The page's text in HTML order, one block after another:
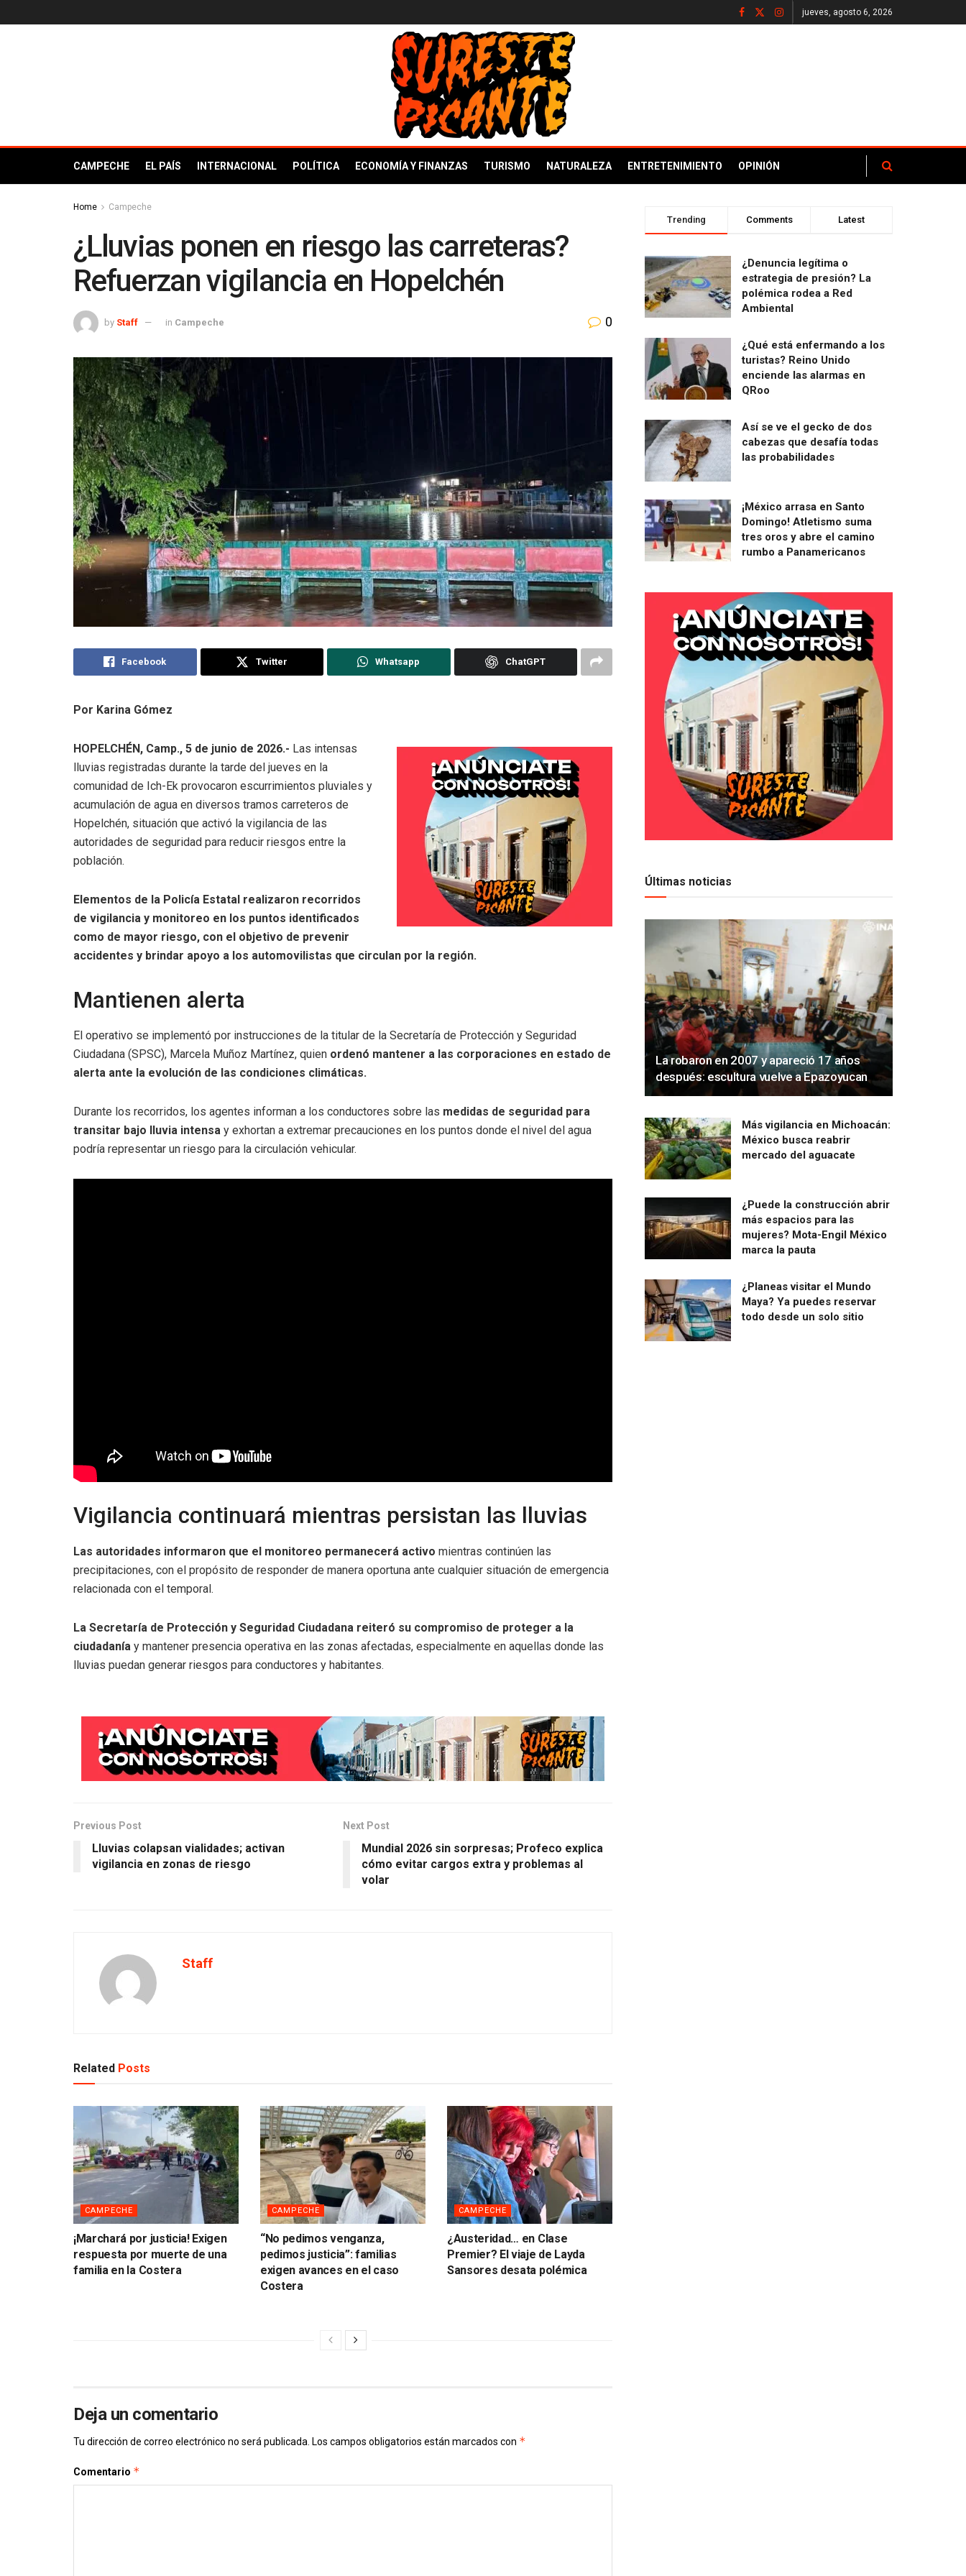
jueves, agosto 6, 2026
CAMPECHE EL PAÍS INTERNACIONAL POLÍTICA ECONOMÍA Y FINANZAS TURISMO NATURALEZA ENTRETENIMIENTO OPINIÓN
Home Campeche
¿Lluvias ponen en riesgo las carreteras?
Refuerzan vigilancia en Hopelchén
by Staff in Campeche 0
Facebook Twitter Whatsapp ChatGPT
Por Karina Gómez
HOPELCHÉN, Camp., 5 de junio de 2026.- Las intensas
lluvias registradas durante la tarde del jueves en la
comunidad de Ich-Ek provocaron escurrimientos pluviales y
acumulación de agua en diversos tramos carreteros de
Hopelchén, situación que activó la vigilancia de las
autoridades de seguridad para reducir riesgos entre la
población.
Elementos de la Policía Estatal realizaron recorridos
de vigilancia y monitoreo en los puntos identificados
como de mayor riesgo, con el objetivo de prevenir
accidentes y brindar apoyo a los automovilistas que circulan por la región.
Mantienen alerta
El operativo se implementó por instrucciones de la titular de la Secretaría de Protección y Seguridad
Ciudadana (SPSC), Marcela Muñoz Martínez, quien ordenó mantener a las corporaciones en estado de
alerta ante la evolución de las condiciones climáticas.
Durante los recorridos, los agentes informan a los conductores sobre las medidas de seguridad para
transitar bajo lluvia intensa y exhortan a extremar precauciones en los puntos donde el nivel del agua
podría representar un riesgo para la circulación vehicular.
Vigilancia continuará mientras persistan las lluvias
Las autoridades informaron que el monitoreo permanecerá activo mientras continúen las
precipitaciones, con el propósito de responder de manera oportuna ante cualquier situación de emergencia
relacionada con el temporal.
La Secretaría de Protección y Seguridad Ciudadana reiteró su compromiso de proteger a la
ciudadanía y mantener presencia operativa en las zonas afectadas, especialmente en aquellas donde las
lluvias puedan generar riesgos para conductores y habitantes.
Previous Post
Lluvias colapsan vialidades; activan
vigilancia en zonas de riesgo
Next Post
Mundial 2026 sin sorpresas; Profeco explica
cómo evitar cargos extra y problemas al
volar
Staff
Related Posts
CAMPECHE
¡Marchará por justicia! Exigen
respuesta por muerte de una
familia en la Costera
CAMPECHE
“No pedimos venganza,
pedimos justicia”: familias
exigen avances en el caso
Costera
CAMPECHE
¿Austeridad… en Clase
Premier? El viaje de Layda
Sansores desata polémica
Deja un comentario
Tu dirección de correo electrónico no será publicada. Los campos obligatorios están marcados con *
Comentario *
Trending Comments Latest
¿Denuncia legítima o
estrategia de presión? La
polémica rodea a Red
Ambiental
¿Qué está enfermando a los
turistas? Reino Unido
enciende las alarmas en
QRoo
Así se ve el gecko de dos
cabezas que desafía todas
las probabilidades
¡México arrasa en Santo
Domingo! Atletismo suma
tres oros y abre el camino
rumbo a Panamericanos
Últimas noticias
La robaron en 2007 y apareció 17 años
después: escultura vuelve a Epazoyucan
Más vigilancia en Michoacán:
México busca reabrir
mercado del aguacate
¿Puede la construcción abrir
más espacios para las
mujeres? Mota-Engil México
marca la pauta
¿Planeas visitar el Mundo
Maya? Ya puedes reservar
todo desde un solo sitio